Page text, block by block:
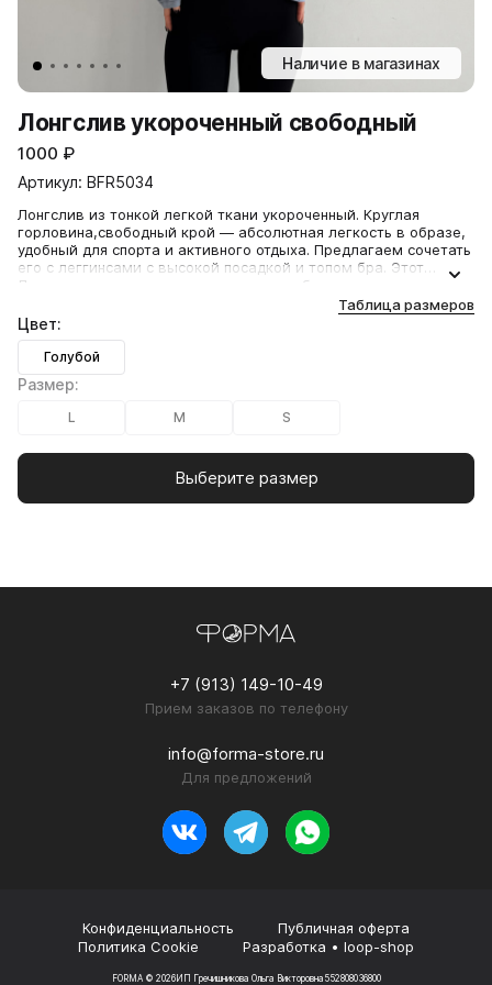
Наличие в магазинах
Лонгслив укороченный свободный
1000 ₽
Артикул: BFR5034
Лонгслив из тонкой легкой ткани укороченный. Круглая
горловина,свободный крой — абсолютная легкость в образе,
удобный для спорта и активного отдыха. Предлагаем сочетать
его с леггинсами с высокой посадкой и топом бра. Этот
Лонгслив можно носить по-разному, собирая ткань как
Артикул: BFR5034
Таблица размеров
Цвет:
Голубой
Размер:
L M S
Выберите размер
+7 (913) 149-10-49
Прием заказов по телефону
info@forma-store.ru
Для предложений
FORMA © 2026ИП Гречишникова Ольга Викторовна 552808036800
Конфиденциальность
Публичная оферта
Политика Cookie
Разработка • loop-shop